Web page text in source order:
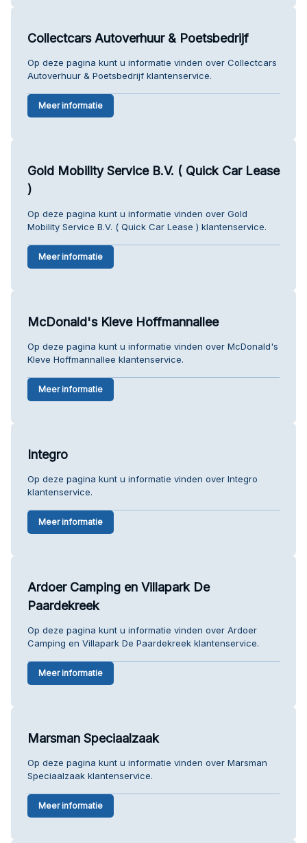
Collectcars Autoverhuur & Poetsbedrijf
Op deze pagina kunt u informatie vinden over Collectcars
Autoverhuur & Poetsbedrijf klantenservice.
Meer informatie
Gold Mobility Service B.V. ( Quick Car Lease
)
Op deze pagina kunt u informatie vinden over Gold
Mobility Service B.V. ( Quick Car Lease ) klantenservice.
Meer informatie
McDonald's Kleve Hoffmannallee
Op deze pagina kunt u informatie vinden over McDonald's
Kleve Hoffmannallee klantenservice.
Meer informatie
Integro
Op deze pagina kunt u informatie vinden over Integro
klantenservice.
Meer informatie
Ardoer Camping en Villapark De
Paardekreek
Op deze pagina kunt u informatie vinden over Ardoer
Camping en Villapark De Paardekreek klantenservice.
Meer informatie
Marsman Speciaalzaak
Op deze pagina kunt u informatie vinden over Marsman
Speciaalzaak klantenservice.
Meer informatie